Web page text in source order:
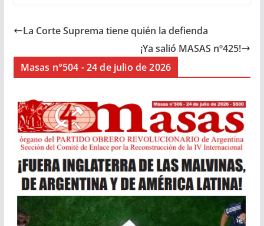
La Corte Suprema tiene quién la defienda
¡Ya salió MASAS nº425!
Masas n°504 - 24 de julio de 2026